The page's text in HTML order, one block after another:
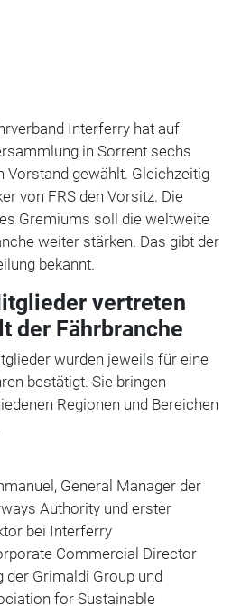
Interferry hat auf
in Sorrent sechs
Vorstand gewählt. Gleichzeitig
von FRS den Vorsitz. Die
Gremiums soll die weltweite
weiter stärken. Das gibt der
bekannt.
vertreten
der Fährbranche
wurden jeweils für eine
bestätigt. Sie bringen
Regionen und Bereichen
General Manager der
Authority und erster
bei Interferry
Commercial Director
der Grimaldi Group und
for Sustainable